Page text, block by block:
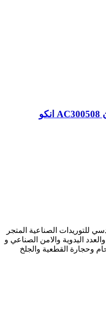
للتوريدات الصناعية المتجر
اليدوية والامن الصناعي و
وحجارة القطعية والجلخ